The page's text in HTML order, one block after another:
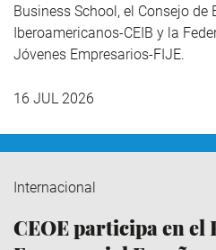
Business School, el Consejo de
Iberoamericanos-CEIB y la
Jóvenes Empresarios-FIJE.
16 JUL 2026
Internacional
CEOE participa en el